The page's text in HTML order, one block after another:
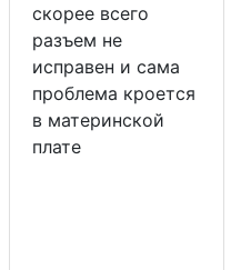
скорее всего
разъем не
исправен и сама
проблема кроется
в материнской
плате